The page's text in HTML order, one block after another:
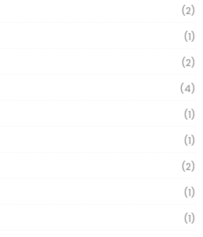
(2)
(1)
(2)
(4)
(1)
(1)
(2)
(1)
(1)